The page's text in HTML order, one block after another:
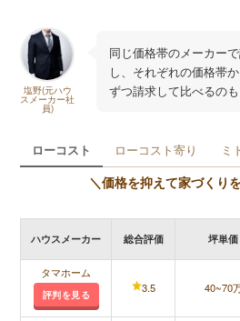
塩野(元ハウ
スメーカー社
員)
同じ価格帯のメーカー
し、それぞれの価格帯
ずつ請求して比べるのも
ローコスト ローコスト寄り ミ
＼価格を抑えて家づくり
ハウスメーカー 総合評価 坪単価
タマホーム
評判を見る 3.5 40~70